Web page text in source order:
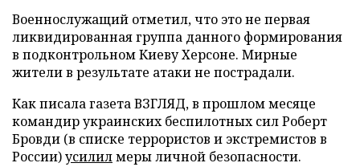
Военнослужащий отметил, что это не первая
ликвидированная группа данного формирования
в подконтрольном Киеву Херсоне. Мирные
жители в результате атаки не пострадали.
Как писала газета ВЗГЛЯД, в прошлом месяце
командир украинских беспилотных сил Роберт
Бровди (в списке террористов и экстремистов в
России)усилилмеры личной безопасности.